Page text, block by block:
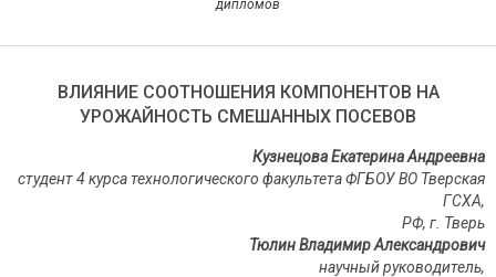
дипломов
ВЛИЯНИЕ СООТНОШЕНИЯ КОМПОНЕНТОВ НА
УРОЖАЙНОСТЬ СМЕШАННЫХ ПОСЕВОВ
Кузнецова Екатерина Андреевна
студент 4 курса технологического факультета ФГБОУ ВО Тверская
ГСХА,
РФ, г. Тверь
Тюлин Владимир Александрович
научный руководитель,